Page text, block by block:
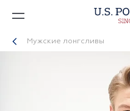
Мужские лонгсливы